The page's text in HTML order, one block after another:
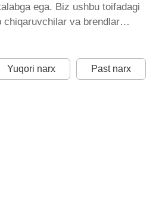
ega. Biz ushbu toifadagi
va brendlar
Yuqori narx Past narx